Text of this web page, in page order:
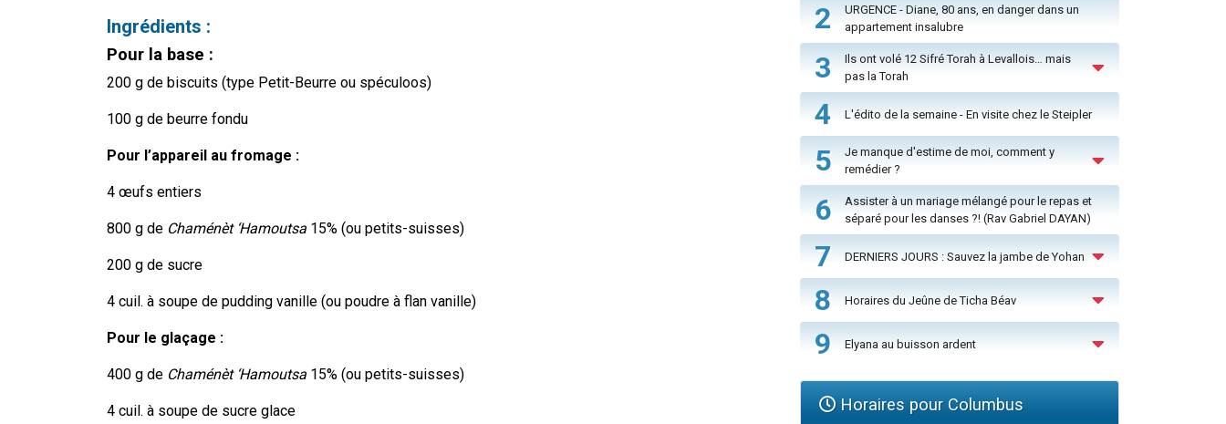
Ingrédients :
Pour la base :
200 g de biscuits (type Petit-Beurre ou spéculoos)
100 g de beurre fondu
Pour l’appareil au fromage :
4 œufs entiers
800 g de Chaménèt ‘Hamoutsa 15% (ou petits-suisses)
200 g de sucre
4 cuil. à soupe de pudding vanille (ou poudre à flan vanille)
Pour le glaçage :
400 g de Chaménèt ‘Hamoutsa 15% (ou petits-suisses)
4 cuil. à soupe de sucre glace
2
URGENCE - Diane, 80 ans, en danger dans un
appartement insalubre
3
Ils ont volé 12 Sifré Torah à Levallois… mais
pas la Torah
4 L'édito de la semaine - En visite chez le Steipler
5
Je manque d'estime de moi, comment y
remédier ?
6
Assister à un mariage mélangé pour le repas et
séparé pour les danses ?! (Rav Gabriel DAYAN)
7 DERNIERS JOURS : Sauvez la jambe de Yohan
8 Horaires du Jeûne de Ticha Béav
9 Elyana au buisson ardent
Horaires pour Columbus